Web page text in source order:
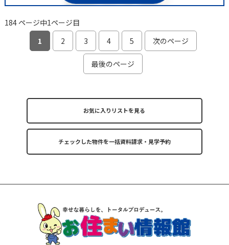
184 ページ中1ページ目
1
2 3 4 5 次のページ
最後のページ
お気に入りリストを見る